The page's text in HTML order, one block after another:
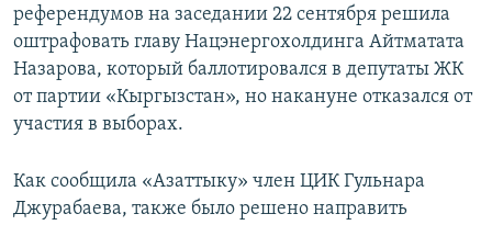
референдумов на заседании 22 сентября решила
оштрафовать главу Нацэнергохолдинга Айтматата
Назарова, который баллотировался в депутаты ЖК
от партии «Кыргызстан», но накануне отказался от
участия в выборах.
Как сообщила «Азаттыку» член ЦИК Гульнара
Джурабаева, также было решено направить